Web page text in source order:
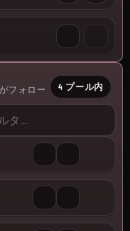
フォロー
4 プール内